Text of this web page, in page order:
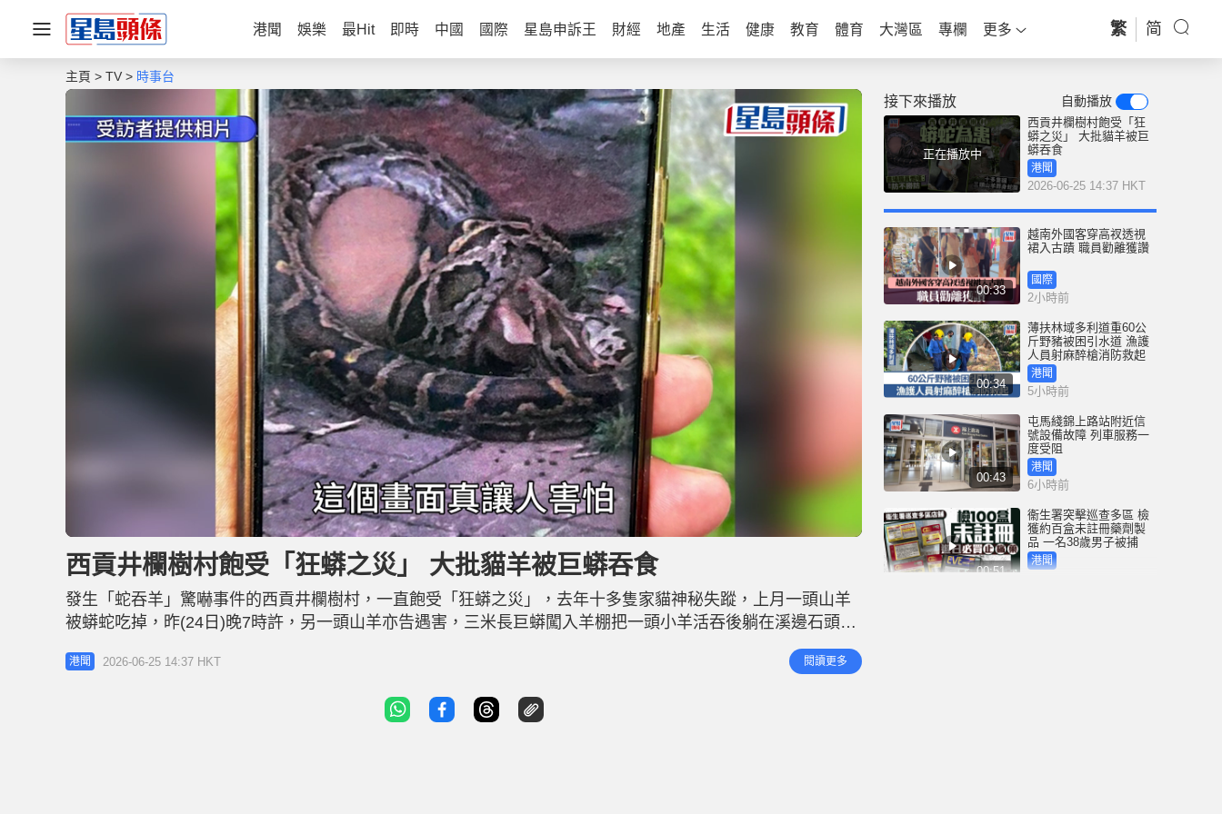
港聞 娛樂 最Hit 即時 中國 國際 星島申訴王 財經 地產 生活 健康 教育 體育 大灣區 專欄 更多 繁 简
主頁 TV 時事台
n
u
t
e
L
o
d
d
4
6
.
4
西貢井欄樹村飽受「狂蟒之災」 大批貓羊被巨蟒吞食
發生「蛇吞羊」驚嚇事件的西貢井欄樹村，一直飽受「狂蟒之災」，去年十多隻家貓神秘失蹤，上月一頭山羊
被蟒蛇吃掉，昨(24日)晚7時許，另一頭山羊亦告遇害，三米長巨蟒闖入羊棚把一頭小羊活吞後躺在溪邊石頭上
休息，被農場職員發現，警員及漁護署獸醫到場，合力將蟒蛇擒獲。 現場在井欄樹村128號休悠田園，原本飼
養13頭山羊，近月先後有兩頭山羊「壯烈犧牲」。職員鄺先生表示，現場常有蟒蛇出沒，上月一頭山羊被蟒蛇
港聞 2026-06-25 14:37 HKT 閱讀更多
接下來播放 自動播放
正在播放中
西貢井欄樹村飽受「狂
蟒之災」 大批貓羊被巨
蟒吞食
港聞
2026-06-25 14:37 HKT
00:33
越南外國客穿高衩透視
裙入古蹟 職員勸離獲讚
國際
2小時前
00:34
薄扶林域多利道重60公
斤野豬被困引水道 漁護
人員射麻醉槍消防救起
港聞
5小時前
00:43
屯馬綫錦上路站附近信
號設備故障 列車服務一
度受阻
港聞
6小時前
00:51
衞生署突擊巡查多區 檢
獲約百盒未註冊藥劑製
品 一名38歲男子被捕
港聞